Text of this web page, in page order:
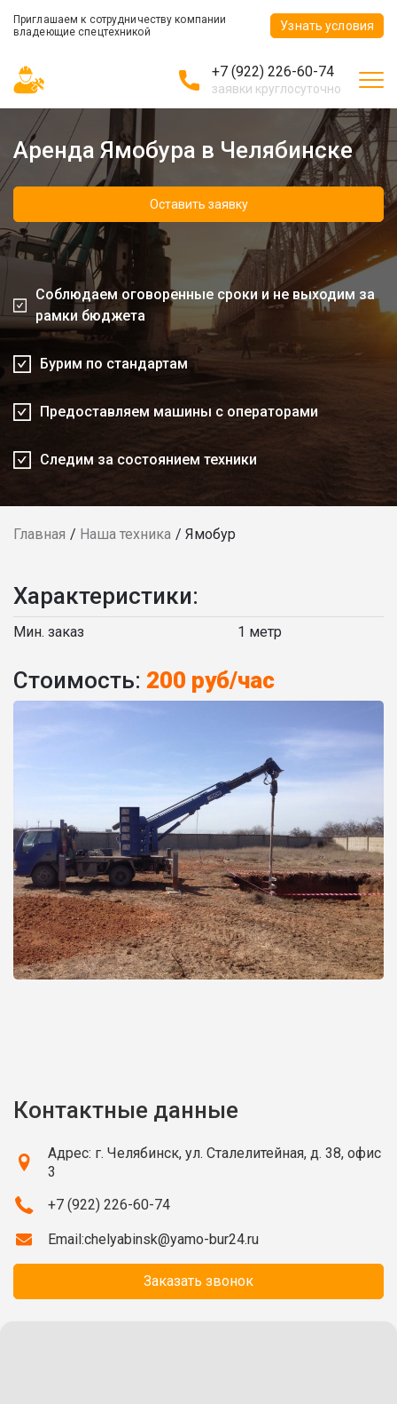
Приглашаем к сотрудничеству компании
владеющие спецтехникой
Узнать условия
+7 (922) 226-60-74
заявки круглосуточно
Аренда Ямобура в Челябинске
Оставить заявку
Соблюдаем оговоренные сроки и не выходим за
рамки бюджета
Бурим по стандартам
Предоставляем машины с операторами
Следим за состоянием техники
Главная Наша техника Ямобур
Характеристики:
Мин. заказ 1 метр
Стоимость: 200 руб/час
Контактные данные
Адрес: г. Челябинск, ул. Сталелитейная, д. 38, офис
3
+7 (922) 226-60-74
Email:chelyabinsk@yamo-bur24.ru
Заказать звонок